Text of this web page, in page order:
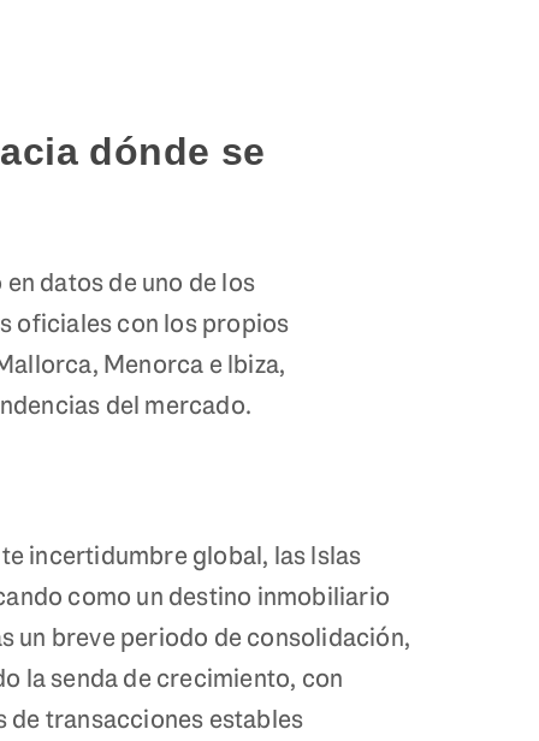
dónde se
datos de uno de los
oficiales con los propios
Menorca e Ibiza,
del mercado.
incertidumbre global, las Islas
como un destino inmobiliario
un breve periodo de consolidación,
la senda de crecimiento, con
de transacciones estables